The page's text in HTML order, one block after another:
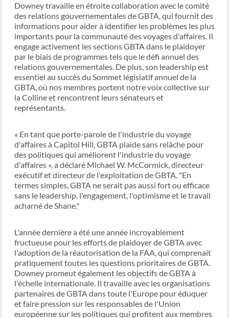
Downey travaille en étroite collaboration avec le comité
des relations gouvernementales de GBTA, qui fournit des
informations pour aider à identifier les problèmes les plus
importants pour la communauté des voyages d'affaires. Il
engage activement les sections GBTA dans le plaidoyer
par le biais de programmes tels que le défi annuel des
relations gouvernementales. De plus, son leadership est
essentiel au succès du Sommet législatif annuel de la
GBTA, où nos membres portent notre voix collective sur
la Colline et rencontrent leurs sénateurs et
représentants.
« En tant que porte-parole de l'industrie du voyage
d'affaires à Capitol Hill, GBTA plaide sans relâche pour
des politiques qui améliorent l'industrie du voyage
d'affaires », a déclaré Michael W. McCormick, directeur
exécutif et directeur de l'exploitation de GBTA. "En
termes simples, GBTA ne serait pas aussi fort ou efficace
sans le leadership, l'engagement, l'optimisme et le travail
acharné de Shane."
L'année dernière a été une année incroyablement
fructueuse pour les efforts de plaidoyer de GBTA avec
l'adoption de la réautorisation de la FAA, qui comprenait
pratiquement toutes les questions prioritaires de GBTA.
Downey promeut également les objectifs de GBTA à
l'échelle internationale. Il travaille avec les organisations
partenaires de GBTA dans toute l'Europe pour éduquer
et faire pression sur les responsables de l'Union
européenne sur les politiques qui profitent aux membres